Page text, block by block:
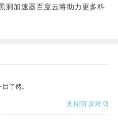
加速器百度云将助力更多科
了然。
支持[0] 反对[0]